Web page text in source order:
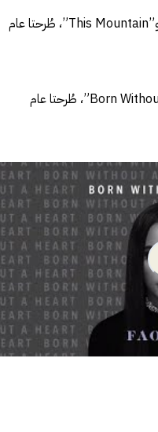
أشهر أغاني “فوزية”: “Bad Dreams” و”This Mountain”، طُرحتا عام
وأغنيتي “Exothermic” و”Born Without A Heart”، طُرحتا عام